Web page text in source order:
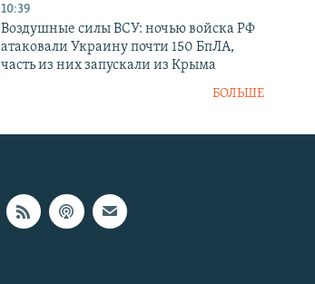
10:39
Воздушные силы ВСУ: ночью войска РФ
атаковали Украину почти 150 БпЛА,
часть из них запускали из Крыма
БОЛЬШЕ